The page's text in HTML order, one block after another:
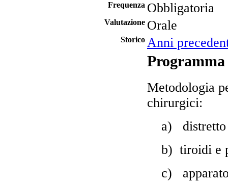
Frequenza Obbligatoria
Valutazione Orale
Storico Anni
Programma
Metodologia
chirurgici:
a)
b) tiroidi e
c)